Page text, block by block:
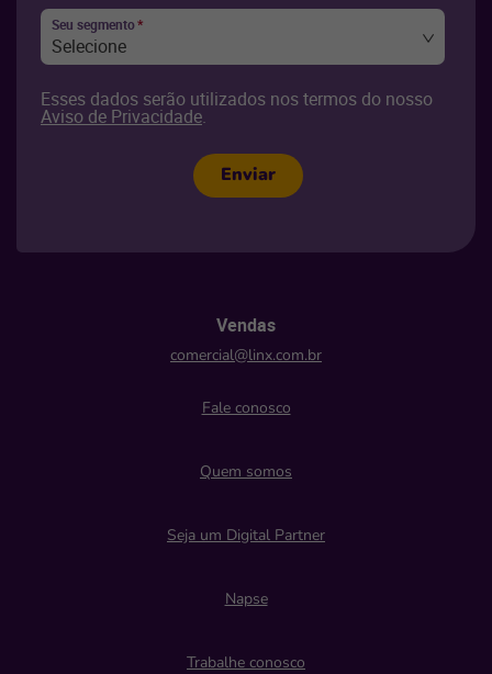
Seu segmento*
Selecione
Esses dados serão utilizados nos termos do nosso
Aviso de Privacidade.
Enviar
Vendas
comercial@linx.com.br
Fale conosco
Quem somos
Seja um Digital Partner
Napse
Trabalhe conosco